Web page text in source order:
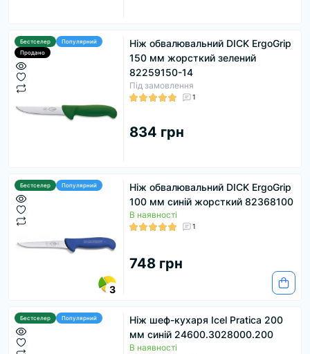
Бестселер
Популярний
Продано
Ніж обвалювальний DICK ErgoGrip
150 мм жорсткий зелений
82259150-14
Під замовлення
1
834 грн
Бестселер Популярний
3
Ніж обвалювальний DICK ErgoGrip
100 мм синій жорсткий 82368100
В наявності
1
748 грн
Бестселер Популярний
Ніж шеф-кухаря Icel Pratica 200
мм синій 24600.3028000.200
В наявності